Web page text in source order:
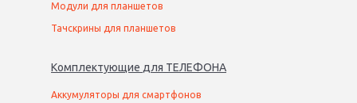
Модули для планшетов
Тачскрины для планшетов
Комплектующие для ТЕЛЕФОНА
Аккумуляторы для смартфонов